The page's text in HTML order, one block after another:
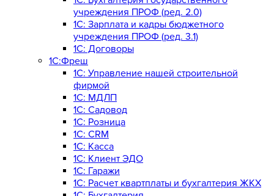
учреждения ПРОФ (ред. 2.0)
1C: Зарплата и кадры бюджетного
учреждения ПРОФ (ред. 3.1)
1С: Договоры
1С:Фреш
1С: Управление нашей строительной
фирмой
1С: МДЛП
1С: Садовод
1С: Розница
1C: CRM
1C: Касса
1С: Клиент ЭДО
1С: Гаражи
1C: Расчет квартплаты и бухгалтерия ЖКХ